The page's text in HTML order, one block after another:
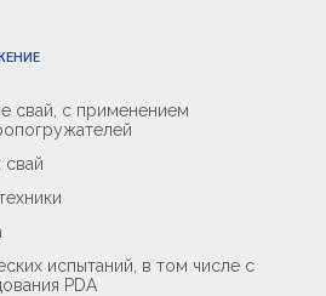
свай, с применением
испытаний, в том числе с
PDA